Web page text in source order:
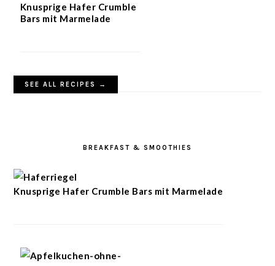
Knusprige Hafer Crumble
Bars mit Marmelade
SEE ALL RECIPES →
BREAKFAST & SMOOTHIES
Knusprige Hafer Crumble Bars mit Marmelade